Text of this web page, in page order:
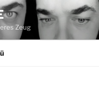
Zeug